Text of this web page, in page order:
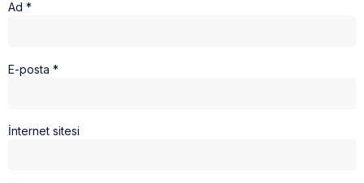
Ad *
E-posta *
İnternet sitesi